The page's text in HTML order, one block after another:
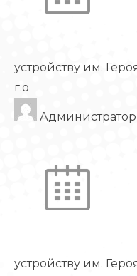
устройству им.
г.о
Администратор
устройству им.